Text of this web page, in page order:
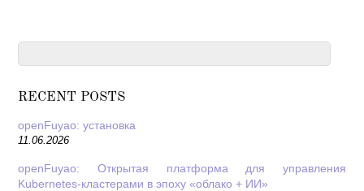
RECENT POSTS
openFuyao: установка
11.06.2026
openFuyao: Открытая платформа для управления
Kubernetes-кластерами в эпоху «облако + ИИ»